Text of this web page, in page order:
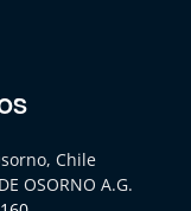
Chile
OSORNO A.G.